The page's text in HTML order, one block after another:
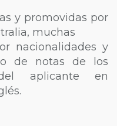
y promovidas por
muchas
nacionalidades y
de notas de los
aplicante en